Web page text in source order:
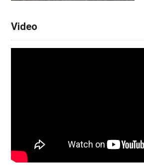
Video